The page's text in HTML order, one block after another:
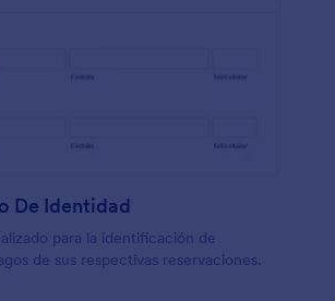
De Identidad
para la identificación de
de sus respectivas reservaciones.